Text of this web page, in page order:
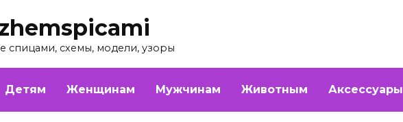
спицами, схемы, модели, узоры
Детям Женщинам Мужчинам Животным Аксессуары